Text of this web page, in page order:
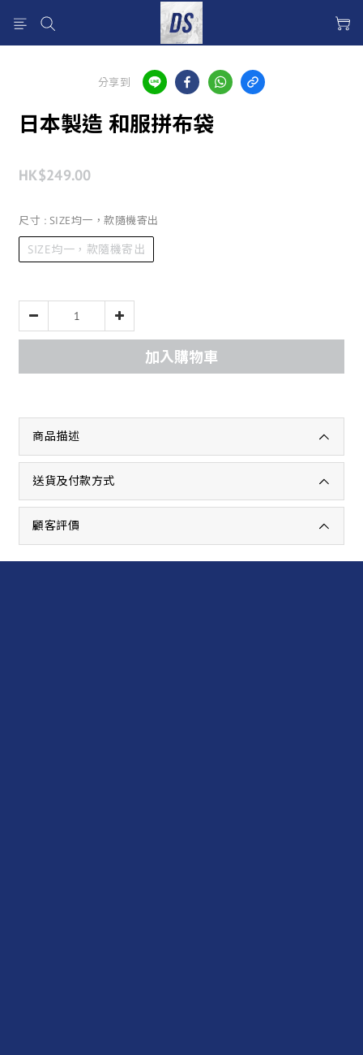
分享到
日本製造 和服拼布袋
HK$249.00
尺寸 : SIZE均一，款隨機寄出
SIZE均一，款隨機寄出
加入購物車
商品描述
送貨及付款方式
顧客評價